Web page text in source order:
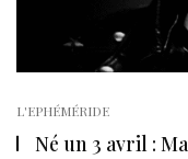
L'EPHÉMÉRIDE
Né un 3 avril :